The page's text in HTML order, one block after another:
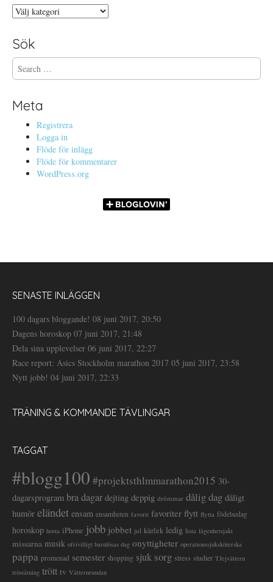
Kategorier
Sök
S
r
cMeta
Registrera
Logga in
Flöde för inlägg
Flöde för kommentarer
WordPress.org
SENASTE INLÄGGEN
100 dagars bloggande! 08 juni 2017, 20:50
Dagens horoskop 07 juni 2017, 21:48
Dela sina upplevelser 06 juni 2017, 22:27
Race report: Asics Stockholm marathon 2017 05 juni 2017, 23:58
Nytt jobb! 04 juni 2017, 22:33
TRÄNING & KOMMANDE TÄVLINGAR
TAGGAT
#blogg100 #projektsthlmmarathon2015 30-
dagarsprogram bra dagar dejting deppig drömmar dålig dag dåligt
humör eländet ensam ensamheten favorit favoriter flytt flytta födelsedag
horoskop hosta iPhone jobb jobbet jul kärlek ledig lista lägenhetsjakt
missarna musik ofrivilligt barnlösas dag onyttigheter operationssjuksköterska
pappa promenad semester shopping sjuk sorg stress studier TJejvättern
tröstätning trött tv Vätternrundan